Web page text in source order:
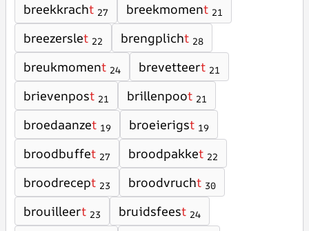
breekkracht 27 breekmoment 21
breezerslet 22 brengplicht 28
breukmoment 24 brevetteert 21
brievenpost 21 brillenpoot 21
broedaanzet 19 broeierigst 19
broodbuffet 27 broodpakket 22
broodrecept 23 broodvrucht 30
brouilleert 23 bruidsfeest 24